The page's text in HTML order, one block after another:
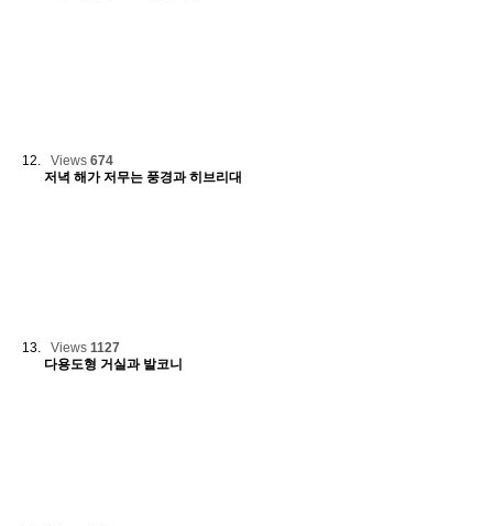
Views 674
저녁 해가 저무는 풍경과 히브리대
Views 1127
다용도형 거실과 발코니